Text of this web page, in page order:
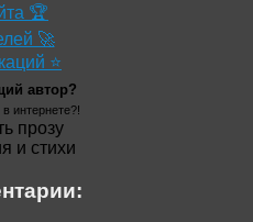
🏆
🚀
⭐
автор?
интернете?!
прозу
и стихи